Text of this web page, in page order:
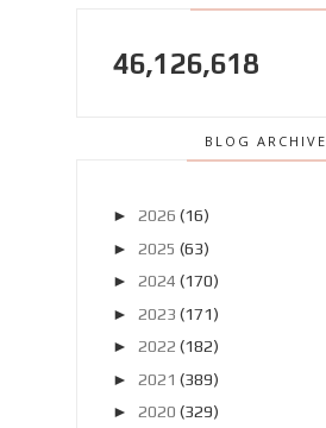
46,126,618
BLOG ARCHIVE
► 2026 (16)
► 2025 (63)
► 2024 (170)
► 2023 (171)
► 2022 (182)
► 2021 (389)
► 2020 (329)